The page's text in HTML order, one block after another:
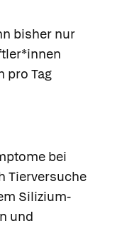
bisher nur
pro Tag
bei
Tierversuche
Silizium-
und